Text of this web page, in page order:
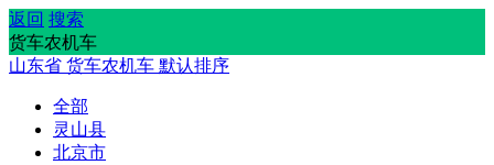
返回 搜索
货车农机车
山东省 货车农机车 默认排序
全部
灵山县
北京市